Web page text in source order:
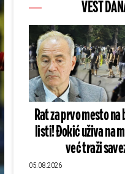
VEST
Rat za prvo mesto
listi! Đokić uživa na
već traži
05.08.2026